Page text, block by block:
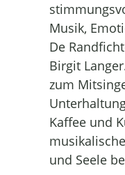
Musik,
De
Birgit
zum
Kaffee und
und Seele